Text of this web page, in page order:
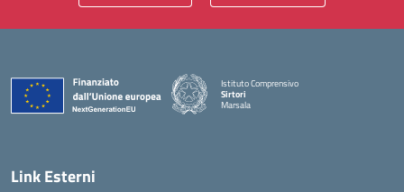
Istituto Comprensivo
Sirtori
Marsala
Link Esterni